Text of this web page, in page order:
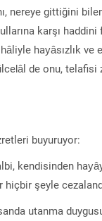
nereye gittiğini
karşı haddini
hayâsızlık ve
de onu, telafisi
buyuruyor:
kendisinden
hiçbir şeyle
utanma